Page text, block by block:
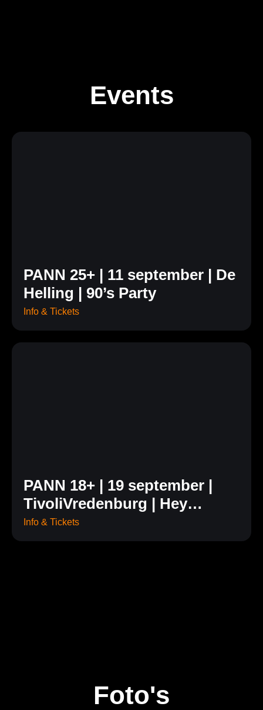
Events
PANN 25+ | 11 september | De
Helling | 90’s Party
Info & Tickets
PANN 18+ | 19 september |
TivoliVredenburg | Hey…
Info & Tickets
Foto's